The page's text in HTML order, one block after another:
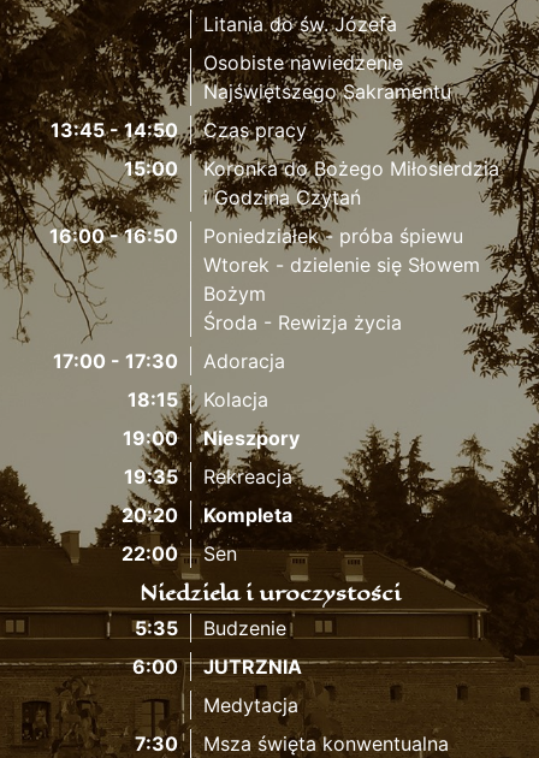
Litania do św. Józefa
Osobiste nawiedzenie
Najświętszego Sakramentu
13:45 - 14:50
Czas pracy
15:00
Koronka do Bożego Miłosierdzia
i Godzina Czytań
16:00 - 16:50
Poniedziałek - próba śpiewu
Wtorek - dzielenie się Słowem
Bożym
Środa - Rewizja życia
17:00 - 17:30
Adoracja
18:15
Kolacja
19:00
Nieszpory
19:35
Rekreacja
20:20
Kompleta
22:00
Sen
Niedziela i uroczystości
5:35
Budzenie
6:00
JUTRZNIA
Medytacja
7:30
Msza święta konwentualna